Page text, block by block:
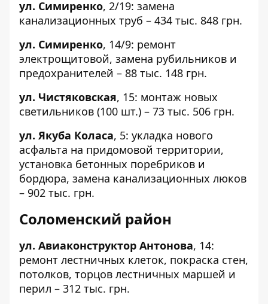
ул. Симиренко, 2/19: замена
канализационных труб – 434 тыс. 848 грн.
ул. Симиренко, 14/9: ремонт
электрощитовой, замена рубильников и
предохранителей – 88 тыс. 148 грн.
ул. Чистяковская, 15: монтаж новых
светильников (100 шт.) – 73 тыс. 506 грн.
ул. Якуба Коласа, 5: укладка нового
асфальта на придомовой территории,
установка бетонных поребриков и
бордюра, замена канализационных люков
– 902 тыс. грн.
Соломенский район
ул. Авиаконструктор Антонова, 14:
ремонт лестничных клеток, покраска стен,
потолков, торцов лестничных маршей и
перил – 312 тыс. грн.